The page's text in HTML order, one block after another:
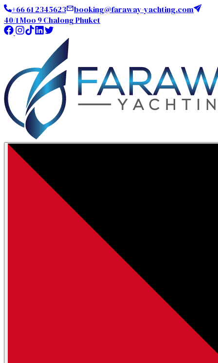
+66 61 2345623
booking@faraway-yachting.com
40/1 Moo 9 Chalong Phuket